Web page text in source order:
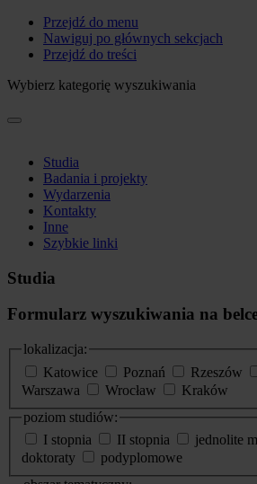
Przejdź do menu
Nawiguj po głównych sekcjach
Przejdź do treści
Wybierz kategorię wyszukiwania
Studia
Badania i projekty
Wydarzenia
Kontakty
Inne
Szybkie linki
Studia
Formularz wyszukiwania na
lokalizacja:
Katowice
Poznań Rzeszów
Warszawa
Wrocław
Kraków
poziom studiów:
I stopnia
II stopnia
jednolite
doktoraty
podyplomowe